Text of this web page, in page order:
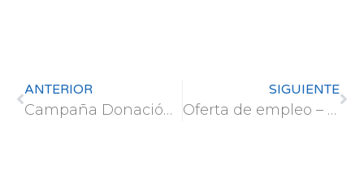
ANTERIOR
Campaña Donación Médula – VOLUNTARIOS
SIGUIENTE
Oferta de empleo – Instituto de Formación Agroambiental de Jaca (Huesca)